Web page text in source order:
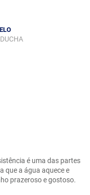
é uma das partes
que a água aquece e
prazeroso e gostoso.